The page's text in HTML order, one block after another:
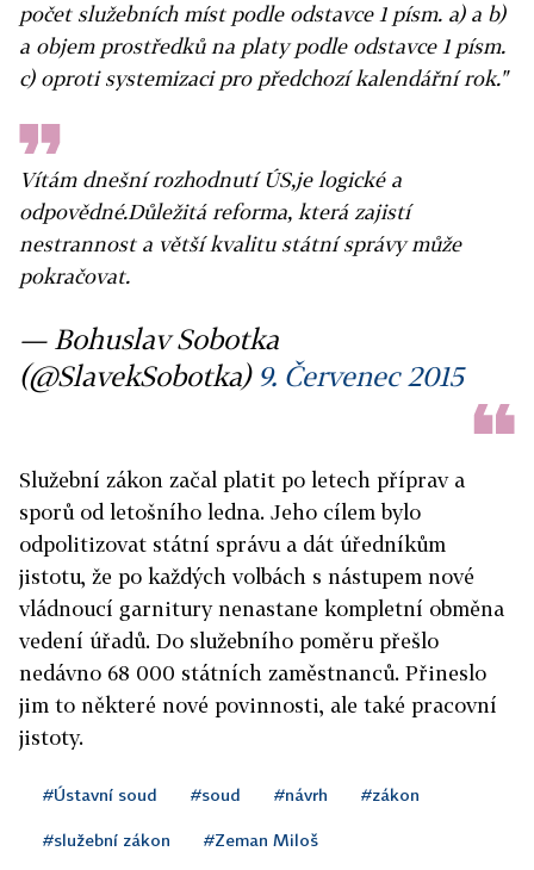
počet služebních míst podle odstavce 1 písm. a) a b)
a objem prostředků na platy podle odstavce 1 písm.
c) oproti systemizaci pro předchozí kalendářní rok."
Vítám dnešní rozhodnutí ÚS,je logické a
odpovědné.Důležitá reforma, která zajistí
nestrannost a větší kvalitu státní správy může
pokračovat.
— Bohuslav Sobotka
(@SlavekSobotka) 9. Červenec 2015
Služební zákon začal platit po letech příprav a
sporů od letošního ledna. Jeho cílem bylo
odpolitizovat státní správu a dát úředníkům
jistotu, že po každých volbách s nástupem nové
vládnoucí garnitury nenastane kompletní obměna
vedení úřadů. Do služebního poměru přešlo
nedávno 68 000 státních zaměstnanců. Přineslo
jim to některé nové povinnosti, ale také pracovní
jistoty.
#Ústavní soud #soud #návrh #zákon
#služební zákon #Zeman Miloš